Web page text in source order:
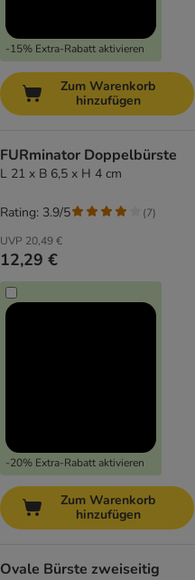
-15% Extra-Rabatt aktivieren
Zum Warenkorb
hinzufügen
FURminator Doppelbürste
L 21 x B 6,5 x H 4 cm
UVP 20,49 €
12,29 €
-20% Extra-Rabatt aktivieren
Rating: 3.9/5 (7)
Zum Warenkorb
hinzufügen
Ovale Bürste zweiseitig